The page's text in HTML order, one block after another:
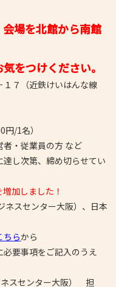
北館から南館
けください。
近鉄けいはんな線
/1名）
・従業員の方 など
達し次第、締め切らせてい
加しました！
スセンター大阪）、日本
ちらから
必要事項をご記入のうえ
ネスセンター大阪） 担